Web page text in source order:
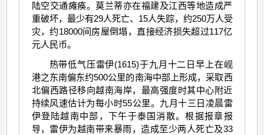
陆空交通瘫痪。莫兰蒂亦在福建及江西等地造成严
重破坏，最少有29人死亡、15人失踪，约250万人受
灾，约18000间房屋倒塌，直接经济损失超过117亿
元人民币。
热带低气压雷伊(1615)于九月十二日早上在岘
港之东南偏东约500公里的南海中部上形成，采取西
北偏西路径移向越南海岸，最高强度时其中心附近
持续风速估计为每小时55公里。九月十三日凌晨雷
伊登陆越南中部，下午于泰国消散。根据报章报
导，雷伊为越南带来暴雨，造成至少两人死亡及33